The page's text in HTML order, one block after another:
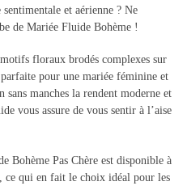
et aérienne ? Ne
de Mariée Fluide Bohème !
floraux brodés complexes sur
pour une mariée féminine et
manches la rendent moderne et
vous assure de vous sentir à l’aise
Bohème Pas Chère est disponible à
ce qui en fait le choix idéal pour les